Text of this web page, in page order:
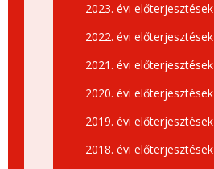
2023. évi előterjesztések
2022. évi előterjesztések
2021. évi előterjesztések
2020. évi előterjesztések
2019. évi előterjesztések
2018. évi előterjesztések